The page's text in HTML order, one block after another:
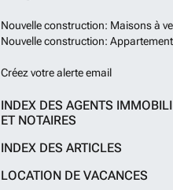
Nouvelle construction: Maisons à
Nouvelle construction:
Créez votre alerte email
INDEX DES AGENTS
ET NOTAIRES
INDEX DES ARTICLES
LOCATION DE VACANCES